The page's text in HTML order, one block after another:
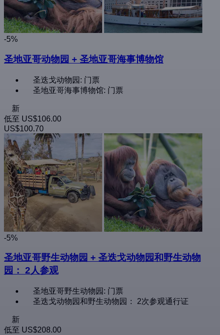
-5%
圣地亚哥动物园 + 圣地亚哥海事博物馆
圣迭戈动物园: 门票
圣地亚哥海事博物馆: 门票
新
低至 US$106.00
US$100.70
-5%
圣地亚哥野生动物园 + 圣迭戈动物园和野生动物
园： 2人参观
圣地亚哥野生动物园: 门票
圣迭戈动物园和野生动物园： 2次参观通行证
新
低至 US$208.00